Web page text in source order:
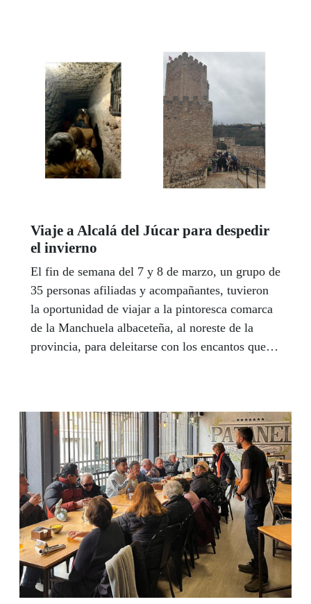
Viaje a Alcalá del Júcar para despedir
el invierno
El fin de semana del 7 y 8 de marzo, un grupo de
35 personas afiliadas y acompañantes, tuvieron
la oportunidad de viajar a la pintoresca comarca
de la Manchuela albaceteña, al noreste de la
provincia, para deleitarse con los encantos que